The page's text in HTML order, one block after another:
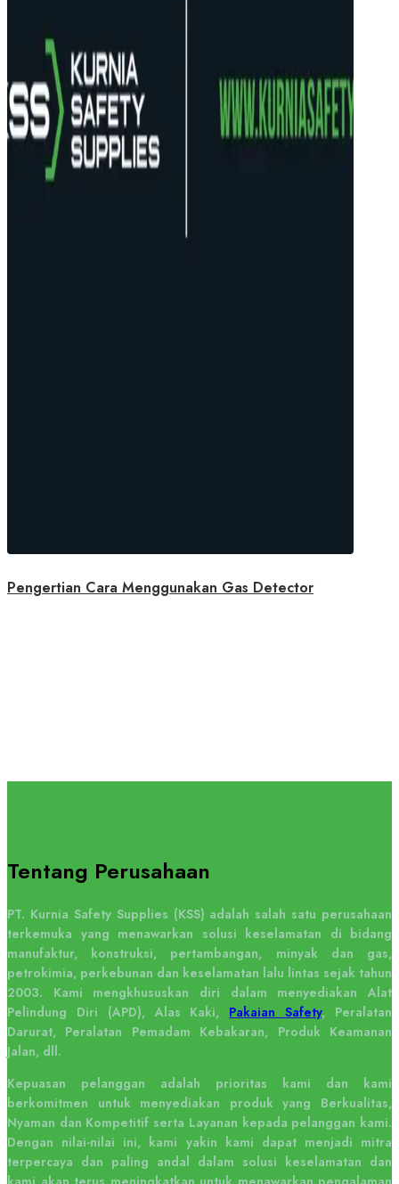
Pengertian Cara Menggunakan Gas Detector
Tentang Perusahaan
PT. Kurnia Safety Supplies (KSS) adalah salah satu perusahaan
terkemuka yang menawarkan solusi keselamatan di bidang
manufaktur, konstruksi, pertambangan, minyak dan gas,
petrokimia, perkebunan dan keselamatan lalu lintas sejak tahun
2003. Kami mengkhususkan diri dalam menyediakan Alat
Pelindung Diri (APD), Alas Kaki, Pakaian Safety, Peralatan
Darurat, Peralatan Pemadam Kebakaran, Produk Keamanan
Jalan, dll.
Kepuasan pelanggan adalah prioritas kami dan kami
berkomitmen untuk menyediakan produk yang Berkualitas,
Nyaman dan Kompetitif serta Layanan kepada pelanggan kami.
Dengan nilai-nilai ini, kami yakin kami dapat menjadi mitra
terpercaya dan paling andal dalam solusi keselamatan dan